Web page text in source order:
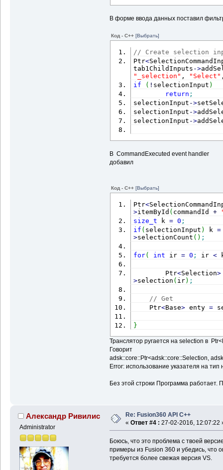
В форме ввода данных поставил
Код - C++ [Выбрать]
// Create selection
Ptr<
tab1ChildInputs ->
"_selection" , "Select"
if
( ! selectionInput )
return ;
selectionInput ->
selectionInput ->
selectionInput ->
В CommandExecuted event handler
добавил
Код - C++ [Выбрать]
Ptr<
>itemById ( commandId +
size_t k = 0 ;
if ( selectionInput ) k =
>selectionCount ( ) ;
for( int ir = 0 ; ir <
Ptr<Selection>
>selection ( ir) ;
// Get
Ptr<Base> enty =
}
Транслятор ругается на selection в
Говорит
adsk::core::Ptr<adsk::core::Selection,
Error: использование указателя на тип
Без этой строки Программа работает.
Александр Ривилис
Administrator
Re: Fusion360 API C++
« Ответ #4 : 27-02-2016, 12:07:22
Боюсь, что это проблема с твоей
примеры из Fusion 360 и убедись, что
требуется более свежая версия VS.